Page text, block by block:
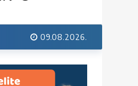
09.08.2026.